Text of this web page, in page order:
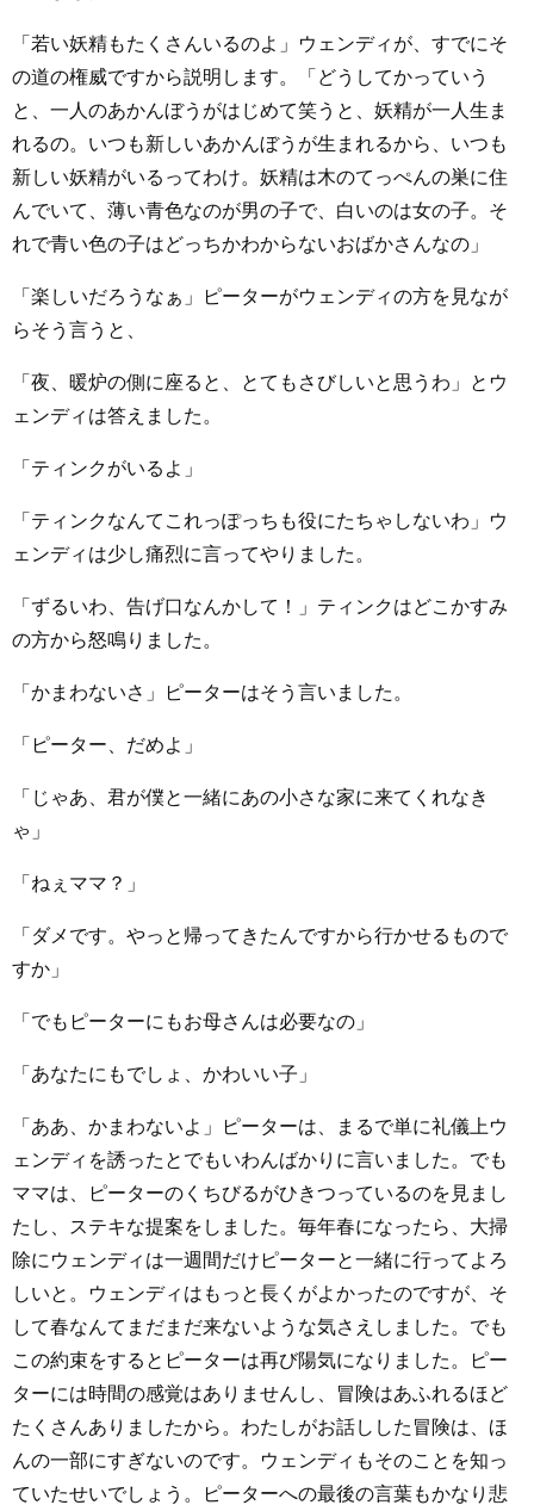
「若い妖精もたくさんいるのよ」ウェンディが、すでにそ
の道の権威ですから説明します。「どうしてかっていう
と、一人のあかんぼうがはじめて笑うと、妖精が一人生ま
れるの。いつも新しいあかんぼうが生まれるから、いつも
新しい妖精がいるってわけ。妖精は木のてっぺんの巣に住
んでいて、薄い青色なのが男の子で、白いのは女の子。そ
れで青い色の子はどっちかわからないおばかさんなの」
「楽しいだろうなぁ」ピーターがウェンディの方を見なが
らそう言うと、
「夜、暖炉の側に座ると、とてもさびしいと思うわ」とウ
ェンディは答えました。
「ティンクがいるよ」
「ティンクなんてこれっぽっちも役にたちゃしないわ」ウ
ェンディは少し痛烈に言ってやりました。
「ずるいわ、告げ口なんかして！」ティンクはどこかすみ
の方から怒鳴りました。
「かまわないさ」ピーターはそう言いました。
「ピーター、だめよ」
「じゃあ、君が僕と一緒にあの小さな家に来てくれなき
ゃ」
「ねぇママ？」
「ダメです。やっと帰ってきたんですから行かせるもので
すか」
「でもピーターにもお母さんは必要なの」
「あなたにもでしょ、かわいい子」
「ああ、かまわないよ」ピーターは、まるで単に礼儀上ウ
ェンディを誘ったとでもいわんばかりに言いました。でも
ママは、ピーターのくちびるがひきつっているのを見まし
たし、ステキな提案をしました。毎年春になったら、大掃
除にウェンディは一週間だけピーターと一緒に行ってよろ
しいと。ウェンディはもっと長くがよかったのですが、そ
して春なんてまだまだ来ないような気さえしました。でも
この約束をするとピーターは再び陽気になりました。ピー
ターには時間の感覚はありませんし、冒険はあふれるほど
たくさんありましたから。わたしがお話しした冒険は、ほ
んの一部にすぎないのです。ウェンディもそのことを知っ
ていたせいでしょう。ピーターへの最後の言葉もかなり悲